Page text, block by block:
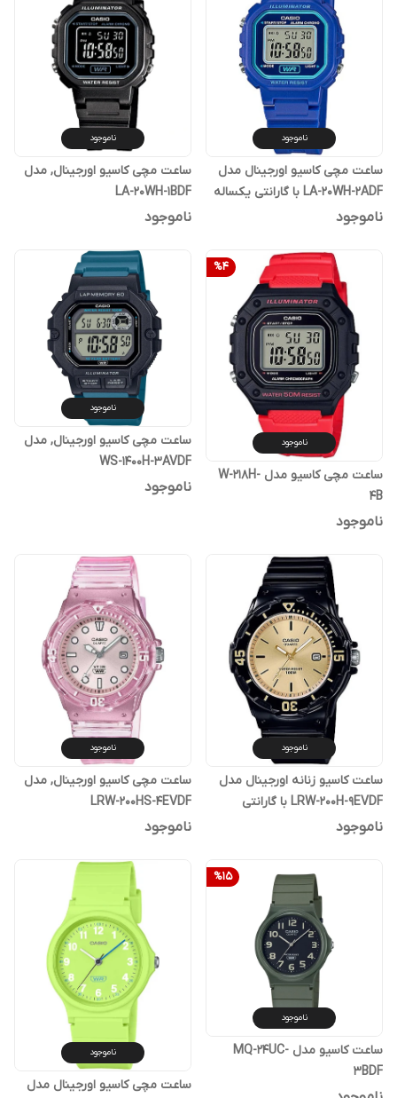
ناموجود
ساعت مچی کاسیو اورجینال مدل
LA-20WH-2ADF با گارانتی یکساله
پوزیترون
ناموجود
ناموجود
ساعت مچی کاسیو اورجینال, مدل
LA-20WH-1BDF
ناموجود
%4
ناموجود
ساعت مچی کاسیو مدل W-218H-
4B
ناموجود
ناموجود
ساعت مچی کاسیو اورجینال, مدل
WS-1400H-3AVDF
ناموجود
ناموجود
ساعت کاسیو زنانه اورجینال مدل
LRW-200H-9EVDF با گارانتی
پوزیترون
ناموجود
ناموجود
ساعت مچی کاسیو اورجینال, مدل
LRW-200HS-4EVDF
ناموجود
%15
ناموجود
ساعت کاسیو مدل MQ-24UC-
3BDF
ناموجود
ساعت مچی کاسیو اورجینال مدل